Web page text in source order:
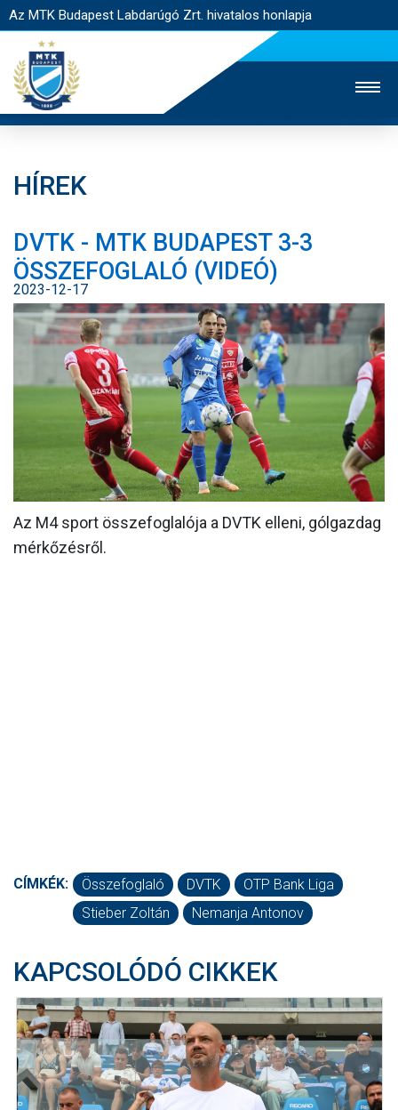
Az MTK Budapest Labdarúgó Zrt. hivatalos honlapja
JEGYÉRTÉKESÍTÉS
WEBSHOP
STADION
EGYESÜLET
KAPCSOLAT
NYITÓLAP
HÍREK
CSAPATOK
MÉRKŐZÉSEK
KLUB
GALÉRIA
SZURKOLÓI ÉLMÉNYEK
HÍREK
DVTK - MTK BUDAPEST 3-3
ÖSSZEFOGLALÓ (VIDEÓ)
2023-12-17
Az M4 sport összefoglalója a DVTK elleni, gólgazdag
mérkőzésről.
CÍMKÉK: Összefoglaló DVTK
OTP Bank Liga
Stieber Zoltán
Nemanja Antonov
KAPCSOLÓDÓ CIKKEK